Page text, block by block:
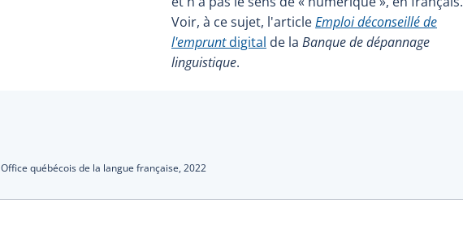
Voir, à ce sujet, l'articleEmploi déconseillé de
l'empruntdigital de la Banque de dépannage
linguistique.
Office québécois de la langue française, 2022